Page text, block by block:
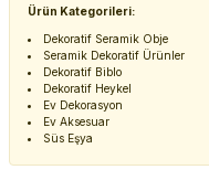
Ürün Kategorileri:
Dekoratif Seramik Obje
Seramik Dekoratif Ürünler
Dekoratif Biblo
Dekoratif Heykel
Ev Dekorasyon
Ev Aksesuar
Süs Eşya